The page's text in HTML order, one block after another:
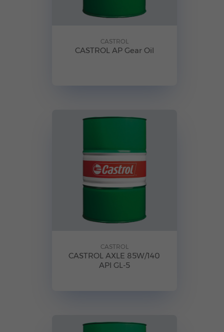
CASTROL
CASTROL AP Gear Oil
CASTROL
CASTROL AXLE 85W/140
API GL-5